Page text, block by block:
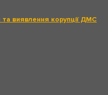
та виявлення корупції ДМС